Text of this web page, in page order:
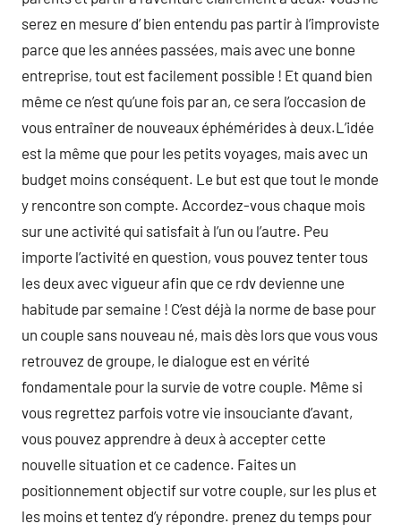
serez en mesure d’ bien entendu pas partir à l’improviste
parce que les années passées, mais avec une bonne
entreprise, tout est facilement possible ! Et quand bien
même ce n’est qu’une fois par an, ce sera l’occasion de
vous entraîner de nouveaux éphémérides à deux.L’idée
est la même que pour les petits voyages, mais avec un
budget moins conséquent. Le but est que tout le monde
y rencontre son compte. Accordez-vous chaque mois
sur une activité qui satisfait à l’un ou l’autre. Peu
importe l’activité en question, vous pouvez tenter tous
les deux avec vigueur afin que ce rdv devienne une
habitude par semaine ! C’est déjà la norme de base pour
un couple sans nouveau né, mais dès lors que vous vous
retrouvez de groupe, le dialogue est en vérité
fondamentale pour la survie de votre couple. Même si
vous regrettez parfois votre vie insouciante d’avant,
vous pouvez apprendre à deux à accepter cette
nouvelle situation et ce cadence. Faites un
positionnement objectif sur votre couple, sur les plus et
les moins et tentez d’y répondre. prenez du temps pour